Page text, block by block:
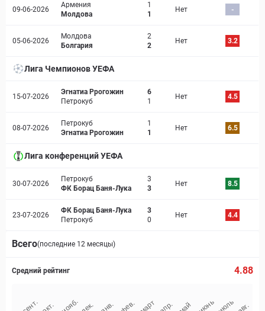
09-06-2026
Армения
Молдова
1
1
Нет -
05-06-2026
Молдова
Болгария
2
2
Нет 3.2
Лига Чемпионов УЕФА
15-07-2026
Эгнатиа Ррогожин
Петрокуб
6
1
Нет 4.5
08-07-2026
Петрокуб
Эгнатиа Ррогожин
1
1
Нет 6.5
Лига конференций УЕФА
30-07-2026
Петрокуб
ФК Борац Баня-Лука
3
3
Нет 8.5
23-07-2026
ФК Борац Баня-Лука
Петрокуб
3
0
Нет 4.4
Всего(последние 12 месяцы)
Средний рейтинг 4.88